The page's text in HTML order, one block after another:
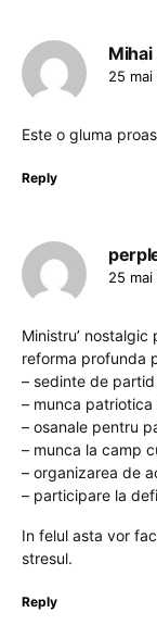
Mihai
25
Este o gluma
Reply
25 mai
Ministru’
reforma profunda
– sedinte de
– munca
– osanale pentru
– munca la camp
– organizarea de
– participare la
In felul asta vor
stresul.
Reply